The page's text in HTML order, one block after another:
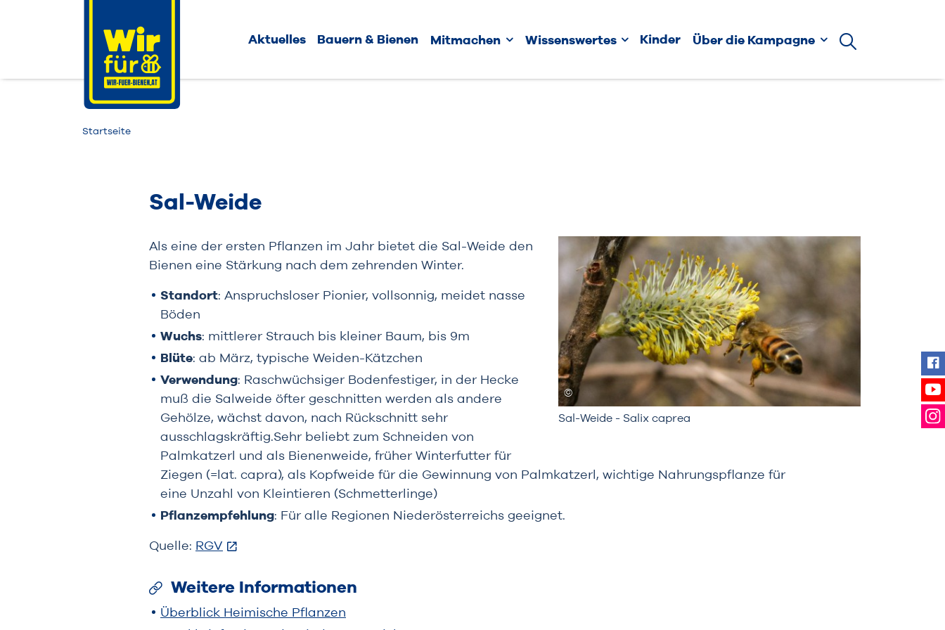
Aktuelles Bauern & Bienen Mitmachen Wissenswertes Kinder Über die Kampagne
Startseite
Sal-Weide
Sal-Weide - Salix caprea
Als eine der ersten Pflanzen im Jahr bietet die Sal-Weide den
Bienen eine Stärkung nach dem zehrenden Winter.
Standort: Anspruchsloser Pionier, vollsonnig, meidet nasse
Böden
Wuchs: mittlerer Strauch bis kleiner Baum, bis 9m
Blüte: ab März, typische Weiden-Kätzchen
Verwendung: Raschwüchsiger Bodenfestiger, in der Hecke
muß die Salweide öfter geschnitten werden als andere
Gehölze, wächst davon, nach Rückschnitt sehr
ausschlagskräftig.Sehr beliebt zum Schneiden von
Palmkatzerl und als Bienenweide, früher Winterfutter für
Ziegen (=lat. capra), als Kopfweide für die Gewinnung von Palmkatzerl, wichtige Nahrungspflanze für
eine Unzahl von Kleintieren (Schmetterlinge)
Pflanzempfehlung: Für alle Regionen Niederösterreichs geeignet.
Quelle: RGV
Weitere Informationen
Überblick Heimische Pflanzen